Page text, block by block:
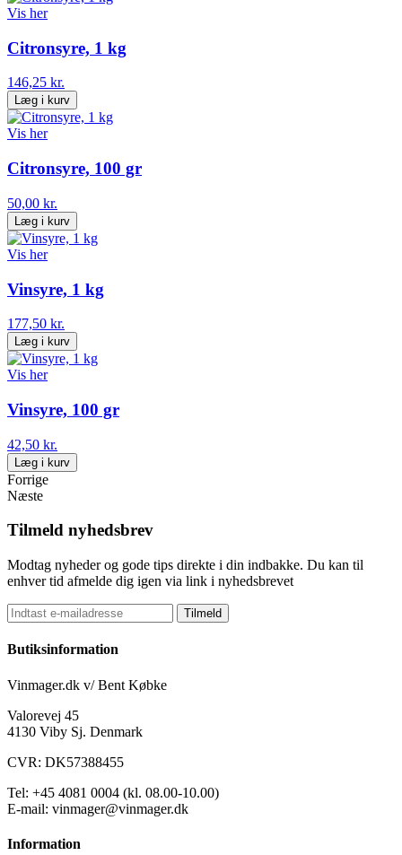
Vis her
Citronsyre, 1 kg
146,25 kr.
Læg i kurv
Vis her
Citronsyre, 100 gr
50,00 kr.
Læg i kurv
Vis her
Vinsyre, 1 kg
177,50 kr.
Læg i kurv
Vis her
Vinsyre, 100 gr
42,50 kr.
Læg i kurv
Forrige
Næste
Tilmeld nyhedsbrev
Modtag nyheder og gode tips direkte i din indbakke. Du kan til
enhver tid afmelde dig igen via link i nyhedsbrevet
Tilmeld
Butiksinformation
Vinmager.dk v/ Bent Købke
Valorevej 45
4130 Viby Sj. Denmark
CVR: DK57388455
Tel: +45 4081 0004 (kl. 08.00-10.00)
E-mail: vinmager@vinmager.dk
Information